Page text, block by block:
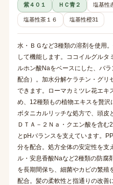
紫４０１ ＨＣ青２ 塩基性
塩基性茶１６ 塩基性橙31
水・ＢＧなど3種類の溶剤を使用
して機能します。ココイルグルタ
ルホン酸Naをベースにした、バ
配合）。加水分解ケラチン・グリ
できます。ローマカミツレ花エキ
め、12種類もの植物エキスを贅
ボタニカルリッチな処方で、頭皮
ＤＴＡ－２Ｎａ・クエン酸を含
とpHバランスを支えています。
分を配合。処方全体の安定性を支
ル・安息香酸Naなど2種類の防腐
を長期間保ち、細菌やカビの繁殖
配合。髪の柔軟性と指通りの改善